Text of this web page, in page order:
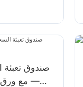
صندوق تعبئة
مع ورق